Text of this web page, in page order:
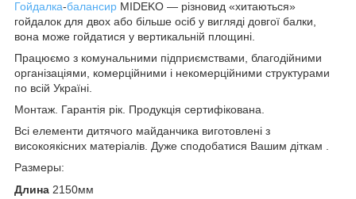
Гойдалка-балансир MIDEKO — різновид «хитаються»
гойдалок для двох або більше осіб у вигляді довгої балки,
вона може гойдатися у вертикальній площині.
Працюємо з комунальними підприємствами, благодійними
організаціями, комерційними і некомерційними структурами
по всій Україні.
Монтаж. Гарантія рік. Продукція сертифікована.
Всі елементи дитячого майданчика виготовлені з
високоякісних матеріалів. Дуже сподобатися Вашим діткам .
Размеры:
Длина 2150мм